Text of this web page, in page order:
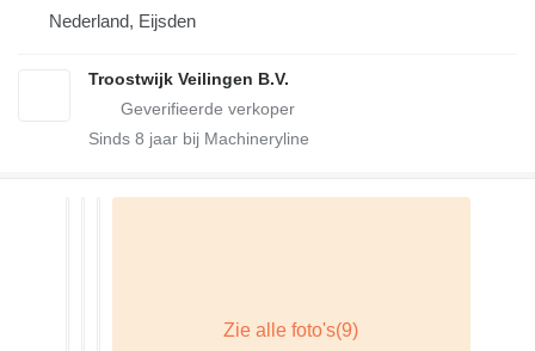
Nederland, Eijsden
Troostwijk Veilingen B.V.
Sinds 8 jaar bij Machineryline